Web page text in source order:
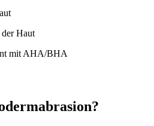
Haut
mit AHA/BHA